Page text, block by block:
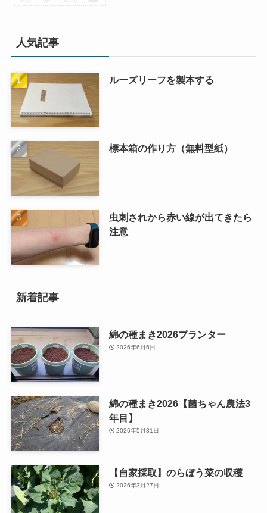
人気記事
ルーズリーフを製本する
標本箱の作り方（無料型紙）
虫刺されから赤い線が出てきたら
注意
新着記事
綿の種まき2026プランター
2026年6月6日
綿の種まき2026【菌ちゃん農法3
年目】
2026年5月31日
【自家採取】のらぼう菜の収穫
2026年3月27日